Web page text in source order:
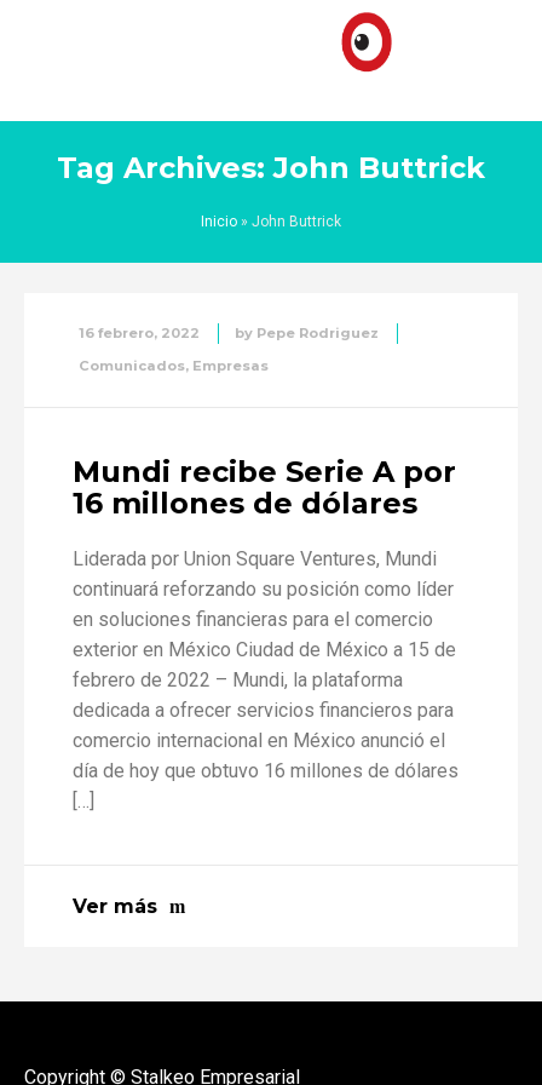
Tag Archives: John Buttrick
Inicio » John Buttrick
16 febrero, 2022 by Pepe Rodriguez
Comunicados, Empresas
Mundi recibe Serie A por
16 millones de dólares
Liderada por Union Square Ventures, Mundi
continuará reforzando su posición como líder
en soluciones financieras para el comercio
exterior en México Ciudad de México a 15 de
febrero de 2022 – Mundi, la plataforma
dedicada a ofrecer servicios financieros para
comercio internacional en México anunció el
día de hoy que obtuvo 16 millones de dólares
[…]
Ver más
Copyright © Stalkeo Empresarial